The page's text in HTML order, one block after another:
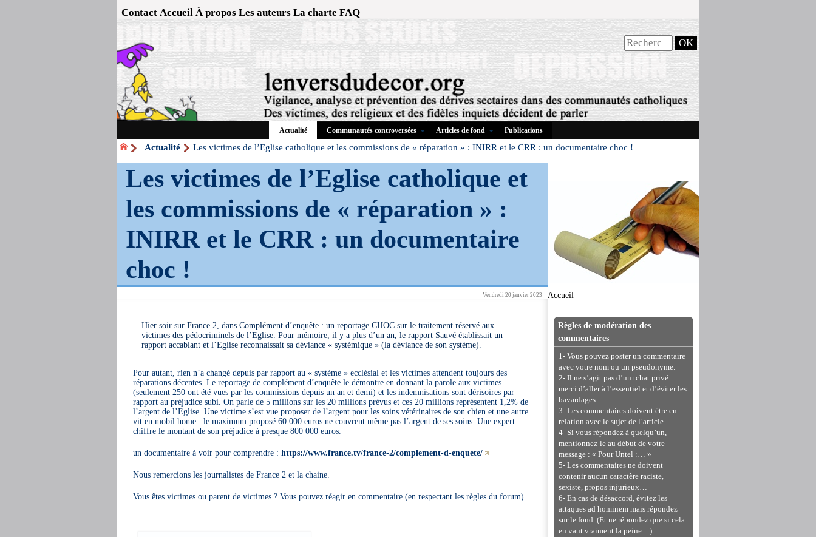
Contact Accueil À propos Les auteurs La charte FAQ
Actualité Communautés controversées Articles de fond Publications
Actualité Les victimes de l’Eglise catholique et les commissions de « réparation » : INIRR et le CRR : un documentaire choc !
Les victimes de l’Eglise catholique et
les commissions de « réparation » :
INIRR et le CRR : un documentaire
choc !
Vendredi 20 janvier 2023
Hier soir sur France 2, dans Complément d’enquête : un reportage CHOC sur le traitement réservé aux
victimes des pédocriminels de l’Eglise. Pour mémoire, il y a plus d’un an, le rapport Sauvé établissait un
rapport accablant et l’Eglise reconnaissait sa déviance « systémique » (la déviance de son système).
Pour autant, rien n’a changé depuis par rapport au « système » ecclésial et les victimes attendent toujours des
réparations décentes. Le reportage de complément d’enquête le démontre en donnant la parole aux victimes
(seulement 250 ont été vues par les commissions depuis un an et demi) et les indemnisations sont dérisoires par
rapport au préjudice subi. On parle de 5 millions sur les 20 millions prévus et ces 20 millions représentent 1,2% de
l’argent de l’Eglise. Une victime s’est vue proposer de l’argent pour les soins vétérinaires de son chien et une autre
vit en mobil home : le maximum proposé 60 000 euros ne couvrent même pas l’argent de ses soins. Une expert
chiffre le montant de son préjudice à presque 800 000 euros.
un documentaire à voir pour comprendre : https://www.france.tv/france-2/complement-d-enquete/
Nous remercions les journalistes de France 2 et la chaine.
Vous êtes victimes ou parent de victimes ? Vous pouvez réagir en commentaire (en respectant les règles du forum)
Accueil
Règles de modération des
commentaires
1- Vous pouvez poster un commentaire
avec votre nom ou un pseudonyme.
2- Il ne s’agit pas d’un tchat privé :
merci d’aller à l’essentiel et d’éviter les
bavardages.
3- Les commentaires doivent être en
relation avec le sujet de l’article.
4- Si vous répondez à quelqu’un,
mentionnez-le au début de votre
message : « Pour Untel :… »
5- Les commentaires ne doivent
contenir aucun caractère raciste,
sexiste, propos injurieux…
6- En cas de désaccord, évitez les
attaques ad hominem mais répondez
sur le fond. (Et ne répondez que si cela
en vaut vraiment la peine…)